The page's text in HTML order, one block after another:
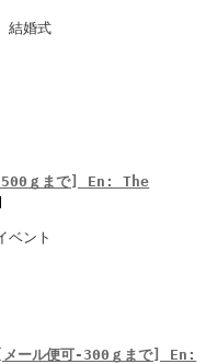
結婚式
-500ｇまで] En: The
ント
メール便可-300ｇまで] En: